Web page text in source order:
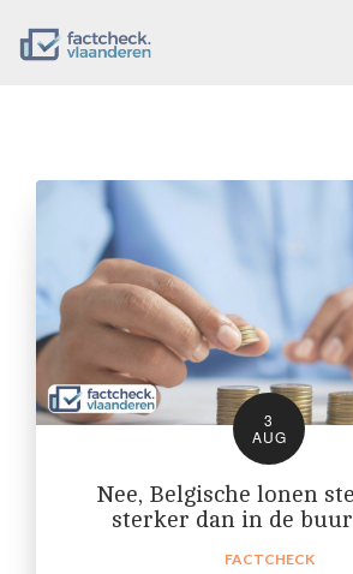
3
AUG
Nee, Belgische lonen
sterker dan in de
FACTCHECK